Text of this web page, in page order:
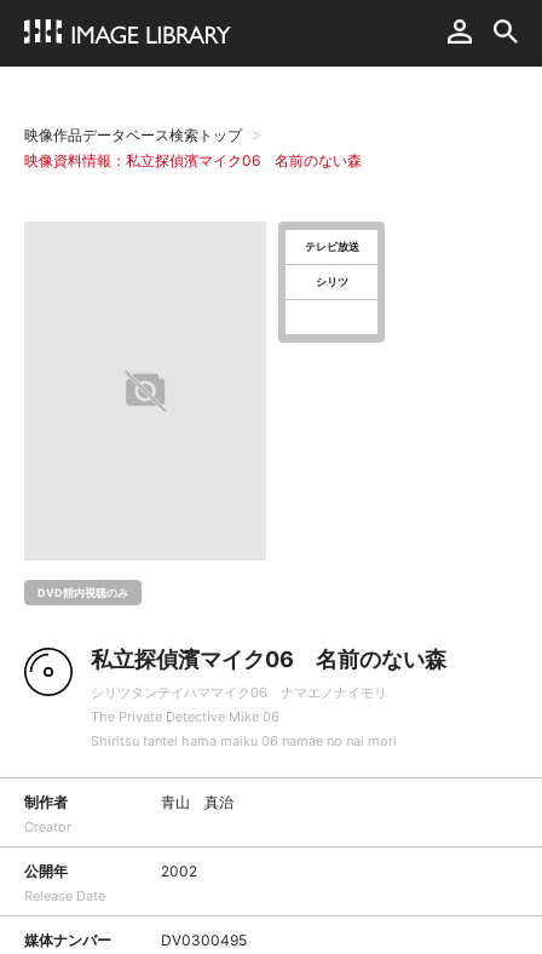
映像作品データベース検索トップ
映像資料情報：私立探偵濱マイク06 名前のない森
DVD館内視聴のみ
テレビ放送
シリツ
私立探偵濱マイク06 名前のない森
シリツタンテイハママイク06 ナマエノナイモリ
The Private Detective Mike 06
Shiritsu tantei hama maiku 06 namae no nai mori
制作者
Creator
青山 真治
公開年
Release Date
2002
媒体ナンバー DV0300495